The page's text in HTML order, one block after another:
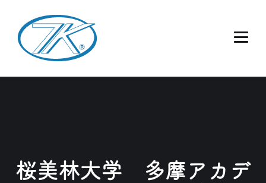
桜美林大学 多摩アカデ